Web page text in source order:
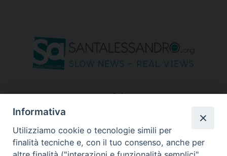
seguici su
Informativa
Utilizziamo cookie o tecnologie simili per
finalità tecniche e, con il tuo consenso, anche per